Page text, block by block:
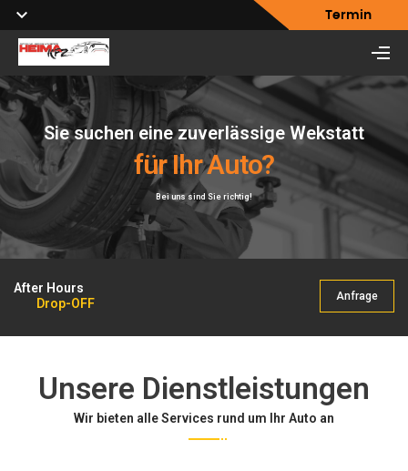
Termin
Sie suchen eine zuverlässige Wekstatt
für Ihr Auto?
Bei uns sind Sie richtig!
& Wartung
Profitiren Sie von unseren
erfahrenen
Mechanikern
SERVICE, WARTUNG & REPARATUREN ALLER ART bei unseren Experten
After Hours
Drop-OFF
Anfrage
Unsere Dienstleistungen
Wir bieten alle Services rund um Ihr Auto an